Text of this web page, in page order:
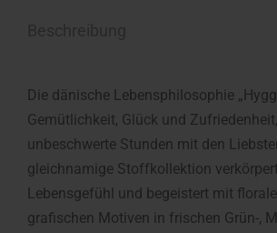
Die dänische Lebensphilosophie
Gemütlichkeit, Glück und
unbeschwerte Stunden mit den
gleichnamige Stoffkollektion
Lebensgefühl und begeistert mit
grafischen Motiven in frischen Grün-,